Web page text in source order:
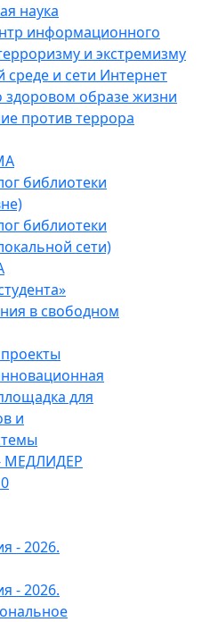
наука
информационного
и экстремизму
среде и сети Интернет
здоровом образе жизни
против террора
библиотеки
библиотеки
сети)
в свободном
для
и
МЕДЛИДЕР
- 2026.
- 2026.